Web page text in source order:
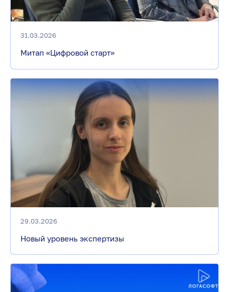
31.03.2026
Митап «Цифровой старт»
29.03.2026
Новый уровень экспертизы